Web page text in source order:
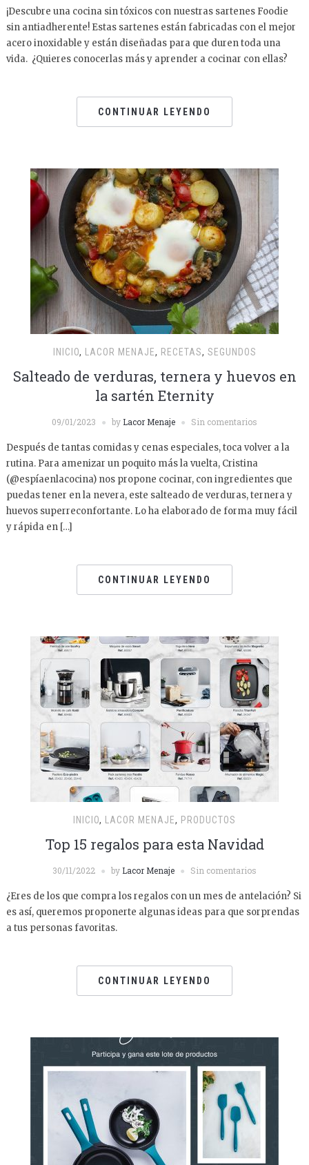
¡Descubre una cocina sin tóxicos con nuestras sartenes Foodie
sin antiadherente! Estas sartenes están fabricadas con el mejor
acero inoxidable y están diseñadas para que duren toda una
vida. ¿Quieres conocerlas más y aprender a cocinar con ellas?
CONTINUAR LEYENDO
INICIO, LACOR MENAJE, RECETAS, SEGUNDOS
Salteado de verduras, ternera y huevos en
la sartén Eternity
09/01/2023 by Lacor Menaje Sin comentarios
Después de tantas comidas y cenas especiales, toca volver a la
rutina. Para amenizar un poquito más la vuelta, Cristina
(@espíaenlacocina) nos propone cocinar, con ingredientes que
puedas tener en la nevera, este salteado de verduras, ternera y
huevos superreconfortante. Lo ha elaborado de forma muy fácil
y rápida en […]
CONTINUAR LEYENDO
INICIO, LACOR MENAJE, PRODUCTOS
Top 15 regalos para esta Navidad
30/11/2022 by Lacor Menaje Sin comentarios
¿Eres de los que compra los regalos con un mes de antelación? Si
es así, queremos proponerte algunas ideas para que sorprendas
a tus personas favoritas.
CONTINUAR LEYENDO